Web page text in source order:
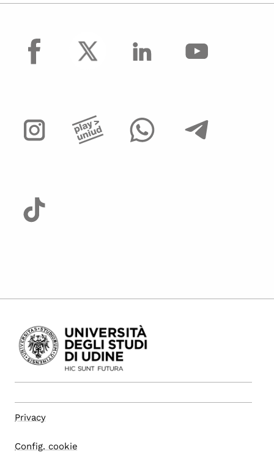
facebook
Privacy
Config. cookie